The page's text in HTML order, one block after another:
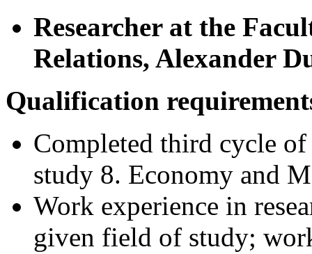
Researcher at the
Relations, Alexander
Qualification
Completed third cycle
study 8. Economy and
Work experience in
given field of study;